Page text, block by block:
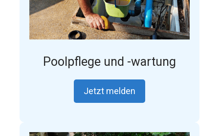
Poolpflege und -wartung
Jetzt melden